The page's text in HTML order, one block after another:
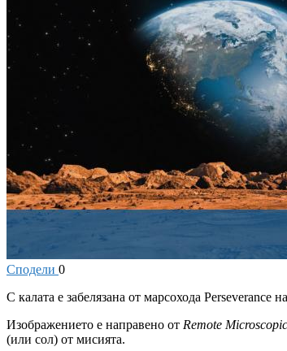
Сподели 0
С калата е забелязана от марсохода
Изображението е направено от Remote
(или сол) от мисията.